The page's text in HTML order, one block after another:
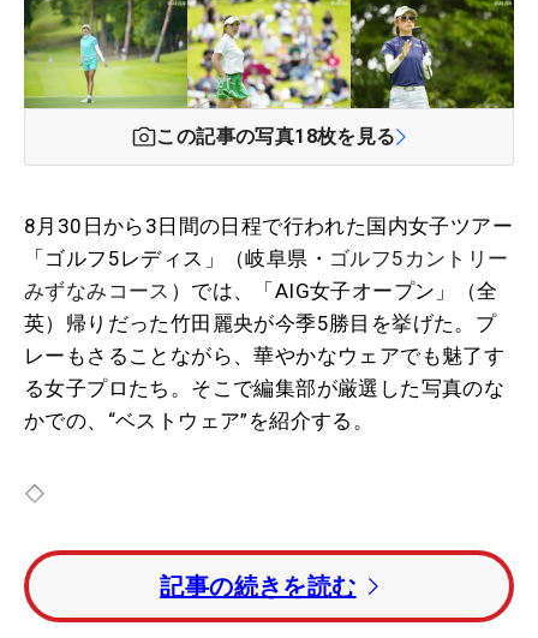
この記事の写真18枚を見る
8月30日から3日間の日程で行われた国内女子ツアー
「ゴルフ5レディス」（岐阜県・ ゴルフ5カントリー
みずなみコース ）では、「AIG女子オープン」（全
英）帰りだった竹田麗央が今季5勝目を挙げた。プ
レーもさることながら、華やかなウェアでも魅了す
る女子プロたち。そこで編集部が厳選した写真のな
かでの、“ベストウェア”を紹介する。
◇
竹田麗央が今季5勝目を挙げた。
悪天候で36ホールの短縮競技となった今大会は、ト
記事の続きを読む